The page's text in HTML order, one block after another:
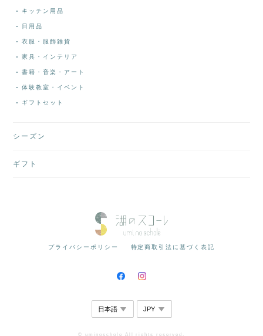
キッチン用品
日用品
衣服・服飾雑貨
家具・インテリア
書籍・音楽・アート
体験教室・イベント
ギフトセット
シーズン
ギフト
プライバシーポリシー 特定商取引法に基づく表記
© uminoschole All rights reserved.